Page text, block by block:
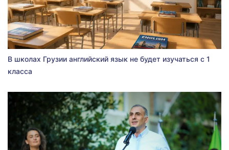
В школах Грузии английский язык не будет изучаться с 1
класса